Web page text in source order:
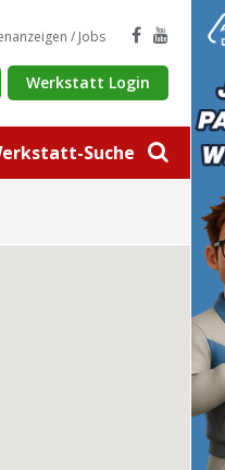
Suche
/ Jobs
Werkstatt Login